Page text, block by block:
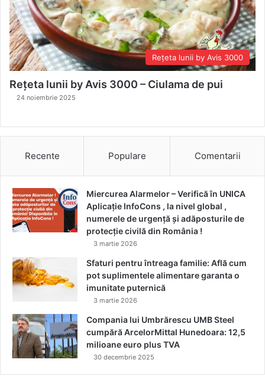
Rețeta lunii by Avis 3000
Rețeta lunii by Avis 3000 – Ciulama de pui
24 noiembrie 2025
Recente Populare Comentarii
Miercurea Alarmelor – Verifică în UNICA
Aplicație InfoCons , la nivel global ,
numerele de urgență și adăposturile de
protecție civilă din România !
3 martie 2026
Sfaturi pentru întreaga familie: Află cum
pot suplimentele alimentare garanta o
imunitate puternică
3 martie 2026
Compania lui Umbrărescu UMB Steel
cumpără ArcelorMittal Hunedoara: 12,5
milioane euro plus TVA
30 decembrie 2025